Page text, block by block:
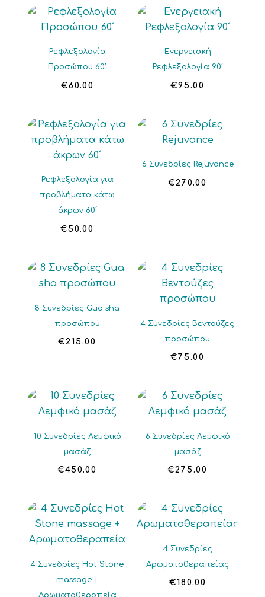
Ρεφλεξολογία
Προσώπου 60΄
€60.00
Ενεργειακή
Ρεφλεξολογία 90΄
€95.00
Ρεφλεξολογία για
προβλήματα κάτω
άκρων 60΄
€50.00
6 Συνεδρίες Rejuvance
€270.00
8 Συνεδρίες Gua sha
προσώπου
€215.00
4 Συνεδρίες Βεντούζες
προσώπου
€75.00
10 Συνεδρίες Λεμφικό
μασάζ
€450.00
6 Συνεδρίες Λεμφικό
μασάζ
€275.00
4 Συνεδρίες Hot Stone
massage +
Αρωματοθεραπεία
4 Συνεδρίες
Αρωματοθεραπείας
€180.00